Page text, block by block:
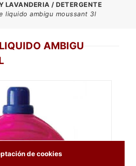
LAVANDERIA /DETERGENTE
liquido ambigu moussant 3l
AMBIGU
de cookies